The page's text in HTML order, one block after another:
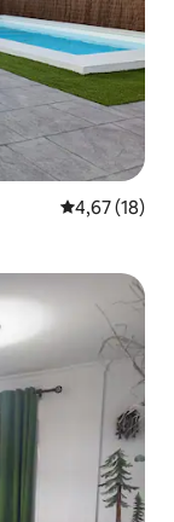
Évaluation
4,67 (18)